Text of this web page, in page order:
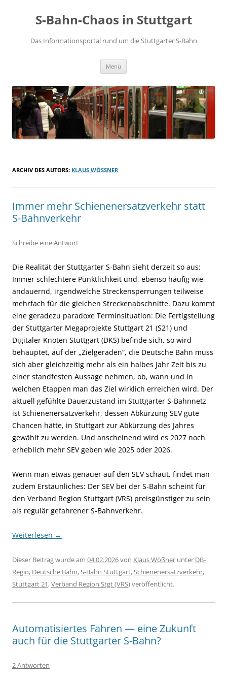
S-Bahn-Chaos in Stuttgart
Das Informationsportal rund um die Stuttgarter S-Bahn
Menü
ARCHIV DES AUTORS: KLAUS WÖSSNER
Immer mehr Schienenersatzverkehr statt
S-Bahnverkehr
Schreibe eine Antwort
Die Realität der Stuttgarter S-Bahn sieht derzeit so aus:
Immer schlechtere Pünktlichkeit und, ebenso häufig wie
andauernd, irgendwelche Streckensperrungen teilweise
mehrfach für die gleichen Streckenabschnitte. Dazu kommt
eine geradezu paradoxe Terminsituation: Die Fertigstellung
der Stuttgarter Megaprojekte Stuttgart 21 (S21) und
Digitaler Knoten Stuttgart (DKS) befinde sich, so wird
behauptet, auf der „Zielgeraden“, die Deutsche Bahn muss
sich aber gleichzeitig mehr als ein halbes Jahr Zeit bis zu
einer standfesten Aussage nehmen, ob, wann und in
welchen Etappen man das Ziel wirklich erreichen wird. Der
aktuell gefühlte Dauerzustand im Stuttgarter S-Bahnnetz
ist Schienenersatzverkehr, dessen Abkürzung SEV gute
Chancen hätte, in Stuttgart zur Abkürzung des Jahres
gewählt zu werden. Und anscheinend wird es 2027 noch
erheblich mehr SEV geben wie 2025 oder 2026.
Wenn man etwas genauer auf den SEV schaut, findet man
zudem Erstaunliches: Der SEV bei der S-Bahn scheint für
den Verband Region Stuttgart (VRS) preisgünstiger zu sein
als regulär gefahrener S-Bahnverkehr.
Weiterlesen →
Dieser Beitrag wurde am 04.02.2026von Klaus Wößner unter DB-
Regio, Deutsche Bahn,S-Bahn Stuttgart,Schienenersatzverkehr,
Stuttgart 21,Verband Region Stgt (VRS)veröffentlicht.
Automatisiertes Fahren — eine Zukunft
auch für die Stuttgarter S-Bahn?
2 Antworten